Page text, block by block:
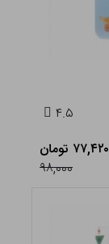
۴.۵
۷۷,۴۲۰ تومان
۹۸,۰۰۰